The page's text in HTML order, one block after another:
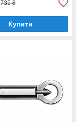
735 ₴
Купити